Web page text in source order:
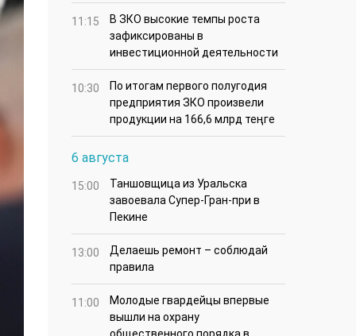
11:15
В ЗКО высокие темпы роста
зафиксированы в
инвестиционной деятельности
10:30
По итогам первого полугодия
предприятия ЗКО произвели
продукции на 166,6 млрд теңге
6 августа
15:00
Таншовщица из Уральска
завоевала Супер-Гран-при в
Пекине
13:00
Делаешь ремонт – соблюдай
правила
11:00
Молодые гвардейцы впервые
вышли на охрану